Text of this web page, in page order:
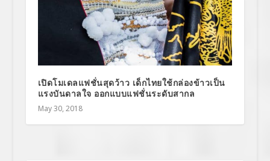
เปิดโมเดลแฟชั่นสุดว้าว เด็กไทยใช้กล่องข้าวเป็น
แรงบันดาลใจ ออกแบบแฟชั่นระดับสากล
May 30, 2018